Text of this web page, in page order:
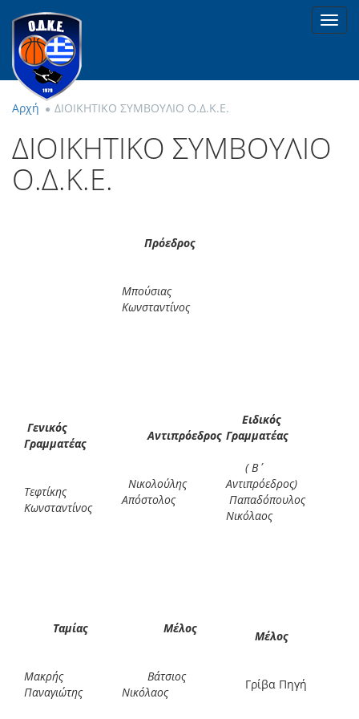
Αρχή ΔΙΟΙΚΗΤΙΚΟ ΣΥΜΒΟΥΛΙΟ Ο.Δ.Κ.Ε.
ΔΙΟΙΚΗΤΙΚΟ ΣΥΜΒΟΥΛΙΟ
Ο.Δ.Κ.Ε.
Πρόεδρος
Μπούσιας
Κωνσταντίνος
Γενικός
Γραμματέας
Τεφτίκης
Κωνσταντίνος
Αντιπρόεδρος
Νικολούλης
Απόστολος
Ειδικός
Γραμματέας
( Β΄
Αντιπρόεδρος)
Παπαδόπουλος
Νικόλαος
Ταμίας
Μακρής
Παναγιώτης
Μέλος
Βάτσιος
Νικόλαος
Μέλος
Γρίβα Πηγή